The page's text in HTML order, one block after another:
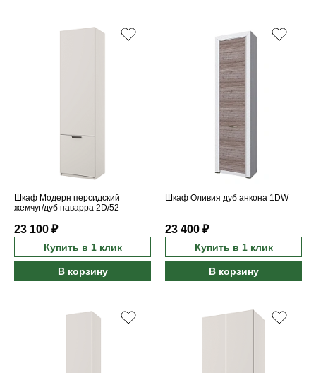
Шкаф Модерн персидский
жемчуг/дуб наварра 2D/52
23 100 ₽
Купить в 1 клик
В корзину
Шкаф Оливия дуб анкона 1DW
23 400 ₽
Купить в 1 клик
В корзину